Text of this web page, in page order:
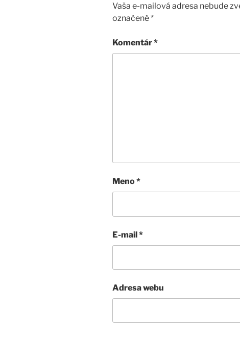
Vaša e-mailová adresa nebude
označené*
Komentár*
Meno*
E-mail*
Adresa webu